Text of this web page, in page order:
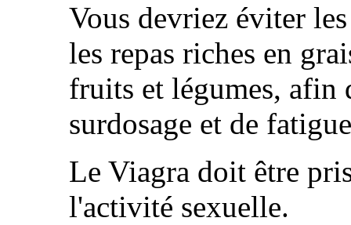
Vous devriez éviter
les repas riches en
fruits et légumes, afin
surdosage et de
Le Viagra doit être
l'activité sexuelle.